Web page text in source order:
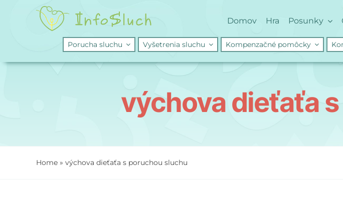
Domov Hra Posunky
Porucha sluchu Vyšetrenia sluchu Kompenzačné pomôcky
výchova dieťaťa
Home » výchova dieťaťa s poruchou sluchu